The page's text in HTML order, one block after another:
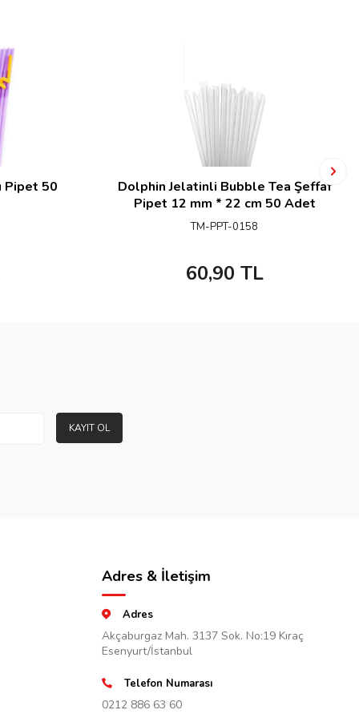
Pipet 50
Dolphin Jelatinli Bubble Tea Şeffaf
Pipet 12 mm * 22 cm 50 Adet
TM-PPT-0158
60,90 TL
KAYIT OL
Adres & İletişim
Adres
Akçaburgaz Mah. 3137 Sok. No:19 Kıraç
Esenyurt/İstanbul
Telefon Numarası
0212 886 63 60